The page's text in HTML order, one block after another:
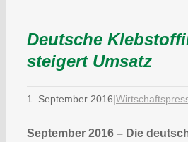
Deutsche
steigert Umsatz
1. September 2016|
September 2016 – Die